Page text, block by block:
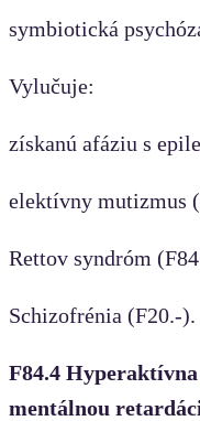
symbiotická
Vylučuje:
získanú afáziu s
elektívny mutizmus
Rettov syndróm
Schizofrénia (F20.-).
F84.4
mentálnou